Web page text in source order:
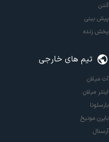
آنتن
پیش بینی
پخش زنده
تیم های خارجی
آث میلان
اینتر میلان
بارسلونا
بایرن مونیخ
آرسنال